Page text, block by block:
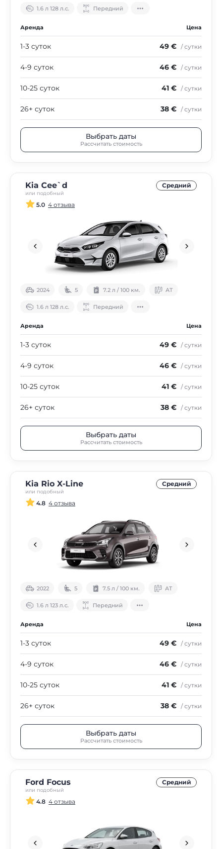
1.6 л 128 л.с. Передний
Аренда Цена
1-3 суток 49 € / сутки
4-9 суток 46 € / сутки
10-25 суток 41 € / сутки
26+ суток 38 € / сутки
Выбрать даты
Рассчитать стоимость
Kia Cee`d
или подобный
Средний
5.0 4 отзыва
2024 5 7.2 л / 100 км. АТ
1.6 л 128 л.с. Передний
Аренда Цена
1-3 суток 49 € / сутки
4-9 суток 46 € / сутки
10-25 суток 41 € / сутки
26+ суток 38 € / сутки
Выбрать даты
Рассчитать стоимость
Kia Rio X-Line
или подобный
Средний
4.8 4 отзыва
2022 5 7.5 л / 100 км. АТ
1.6 л 123 л.с. Передний
Аренда Цена
1-3 суток 49 € / сутки
4-9 суток 46 € / сутки
10-25 суток 41 € / сутки
26+ суток 38 € / сутки
Выбрать даты
Рассчитать стоимость
Ford Focus
или подобный
Средний
4.8 4 отзыва